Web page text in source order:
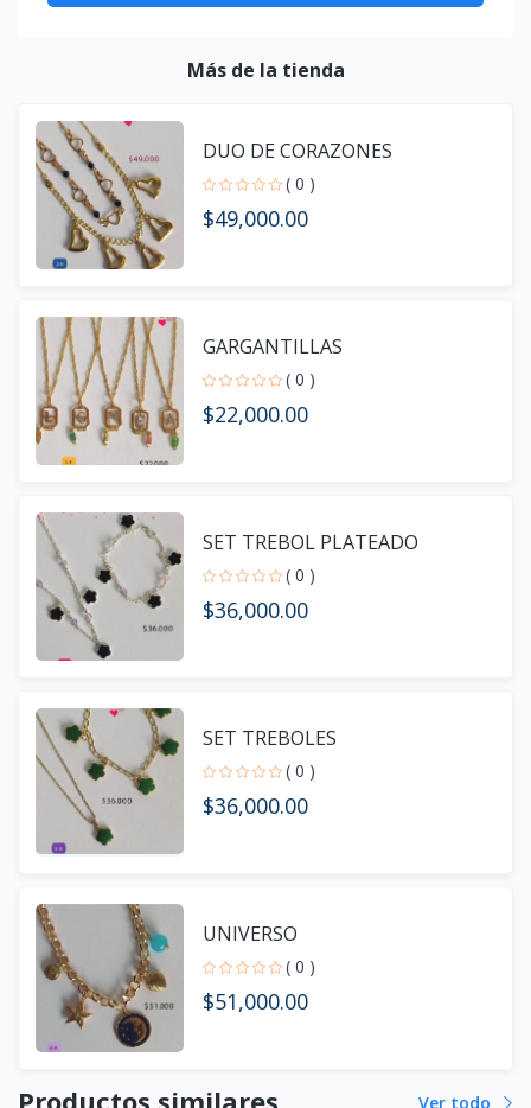
Más de la tienda
DUO DE CORAZONES
( 0 )
$49,000.00
GARGANTILLAS
( 0 )
$22,000.00
SET TREBOL PLATEADO
( 0 )
$36,000.00
SET TREBOLES
( 0 )
$36,000.00
UNIVERSO
( 0 )
$51,000.00
Ver todo